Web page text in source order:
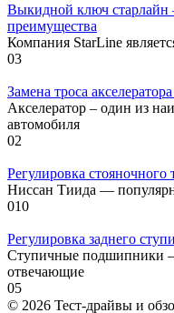
Выкидной ключ
преимущества
Компания StarLine
03
Замена троса
Акселератор – один из
автомобиля
02
Регулировка
Ниссан Тиида —
010
Регулировка заднего
Ступичные подшипники –
отвечающие
05
© 2026 Тест-драйвы и